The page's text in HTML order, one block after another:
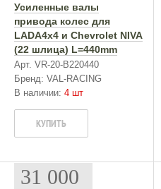
Усиленные валы
привода колес для
LADA4x4 и Chevrolet NIVA
(22 шлица) L=440mm
Арт. VR-20-B220440
Бренд: VAL-RACING
В наличии: 4 шт
КУПИТЬ
31 000